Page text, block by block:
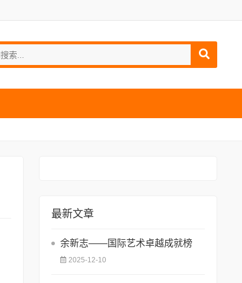
最新文章
余新志——国际艺术卓越成就榜
2025-12-10